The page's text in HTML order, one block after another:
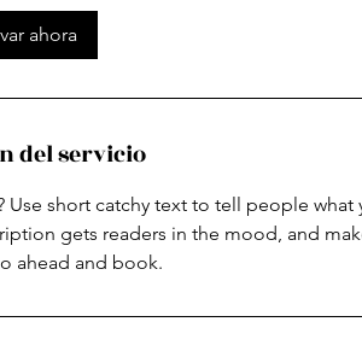
ahora
del servicio
Use short catchy text to tell people what
gets readers in the mood, and
ahead and book.